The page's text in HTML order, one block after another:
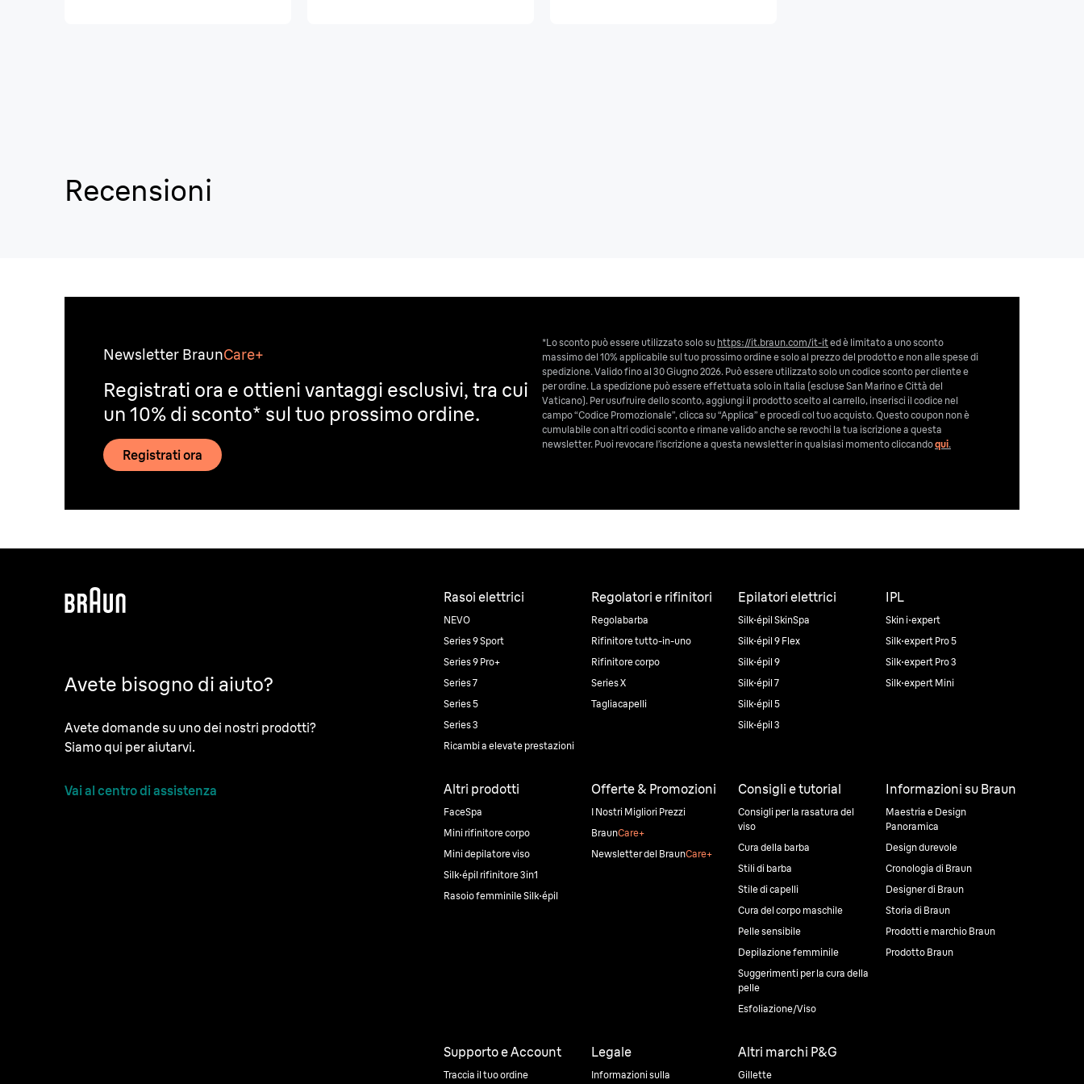
Recensioni
Newsletter BraunCare+
Registrati ora e ottieni vantaggi esclusivi, tra cui
un 10% di sconto* sul tuo prossimo ordine.
Registrati ora
*Lo sconto può essere utilizzato solo su https://it.braun.com/it-ited è limitato a uno sconto
massimo del 10% applicabile sul tuo prossimo ordine e solo al prezzo del prodotto e non alle spese di
spedizione. Valido fino al 30 Giugno 2026. Può essere utilizzato solo un codice sconto per cliente e
per ordine. La spedizione può essere effettuata solo in Italia (escluse San Marino e Città del
Vaticano). Per usufruire dello sconto, aggiungi il prodotto scelto al carrello, inserisci il codice nel
campo “Codice Promozionale”, clicca su “Applica” e procedi col tuo acquisto. Questo coupon non è
cumulabile con altri codici sconto e rimane valido anche se revochi la tua iscrizione a questa
newsletter. Puoi revocare l’iscrizione a questa newsletter in qualsiasi momento cliccandoqui.
Avete bisogno di aiuto?
Avete domande su uno dei nostri prodotti?
Siamo qui per aiutarvi.
Vai al centro di assistenza
Rasoi elettrici
NEVO
Series 9 Sport
Series 9 Pro+
Series 7
Series 5
Series 3
Ricambi a elevate prestazioni
Regolatori e rifinitori
Regolabarba
Rifinitore tutto-in-uno
Rifinitore corpo
Series X
Tagliacapelli
Epilatori elettrici
Silk·épil SkinSpa
Silk·épil 9 Flex
Silk·épil 9
Silk·épil 7
Silk·épil 5
Silk·épil 3
IPL
Skin i·expert
Silk·expert Pro 5
Silk·expert Pro 3
Silk·expert Mini
Altri prodotti
FaceSpa
Mini rifinitore corpo
Mini depilatore viso
Silk·épil rifinitore 3in1
Rasoio femminile Silk·épil
Offerte & Promozioni
I Nostri Migliori Prezzi
BraunCare+
Newsletter del BraunCare+
Consigli e tutorial
Consigli per la rasatura del
viso
Cura della barba
Stili di barba
Stile di capelli
Cura del corpo maschile
Pelle sensibile
Depilazione femminile
Suggerimenti per la cura della
pelle
Esfoliazione/Viso
Informazioni su Braun
Maestria e Design
Panoramica
Design durevole
Cronologia di Braun
Designer di Braun
Storia di Braun
Prodotti e marchio Braun
Prodotto Braun
Supporto e Account
Traccia il tuo ordine
Legale
Informazioni sulla
Altri marchi P&G
Gillette